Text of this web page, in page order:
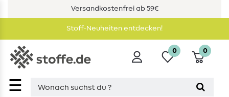
Versandkostenfrei ab 59€
Stoff-Neuheiten entdecken!
☰
0 0